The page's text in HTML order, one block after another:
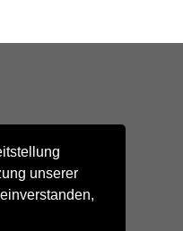
unserer